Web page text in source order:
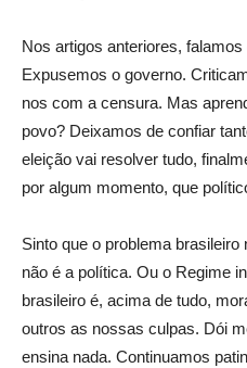
Nos artigos anteriores,
Expusemos o governo.
nos com a censura. Mas
povo? Deixamos de confiar
eleição vai resolver tudo,
por algum momento, que
Sinto que o problema
não é a política. Ou o Regime
brasileiro é, acima de tudo,
outros as nossas culpas. Dói
ensina nada. Continuamos